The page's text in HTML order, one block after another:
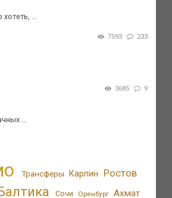
...
7593 233
3685 9
...
Трансферы Карпин Ростов
Сочи Оренбург Ахмат